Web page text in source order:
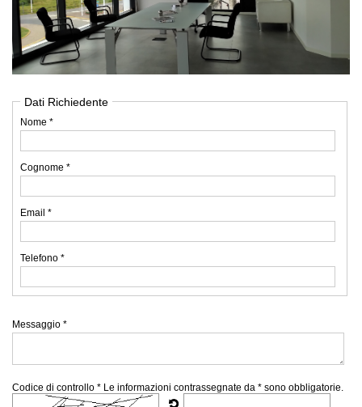
Dati Richiedente
Nome *
Cognome *
Email *
Telefono *
Messaggio *
Codice di controllo * Le informazioni contrassegnate da * sono obbligatorie.